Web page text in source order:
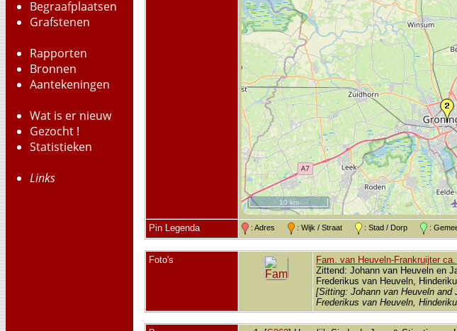
Begraafplaatsen
Grafstenen
Rapporten
Bronnen
Aantekeningen
Wat is er nieuw
Gezocht !
Statistieken
Links
10 km
Pin Legenda : Adres : Wijk / Straat : Stad / Dorp :
Foto's
Fam. van Heuveln-Frankruijter
Zittend: Johann van Heuveln en
Frederikus van Heuveln,
[Sitting: Johann van Heuveln and
Frederikus van Heuveln,